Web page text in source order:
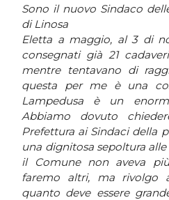
Sono il nuovo Sindaco
di Linosa
Eletta a maggio, al 3 di
consegnati già 21
mentre tentavano di
questa per me è una
Lampedusa è un
Abbiamo dovuto
Prefettura ai Sindaci della
una dignitosa sepoltura alle
il Comune non aveva
faremo altri, ma rivolgo
quanto deve essere